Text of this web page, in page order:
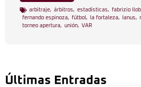
arbitraje, árbitros, estadísticas, fabrizio
fernando espinoza, fútbol , la fortaleza, lanus,
torneo apertura, unión, VAR
Últimas Entradas